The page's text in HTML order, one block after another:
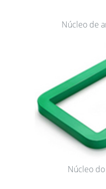
Núcleo de
Núcleo